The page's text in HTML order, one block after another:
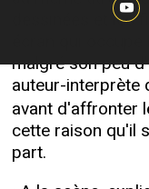
dessinées et les
malgré son peu
auteur-interprète
avant d'affronter
cette raison qu'il
part.